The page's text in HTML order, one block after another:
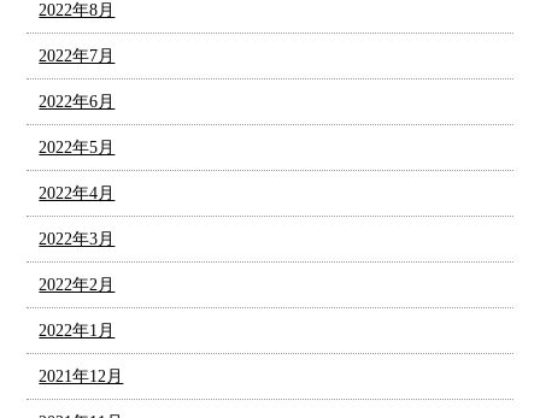
2022年8月
2022年7月
2022年6月
2022年5月
2022年4月
2022年3月
2022年2月
2022年1月
2021年12月